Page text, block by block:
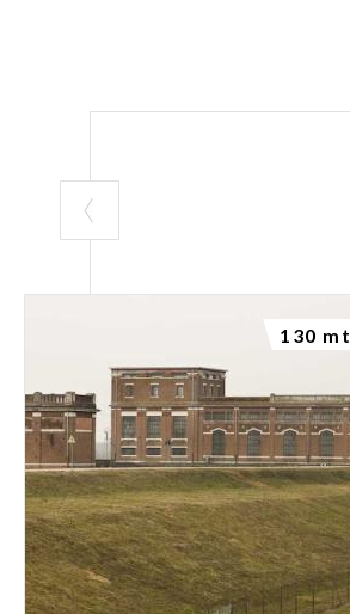
130 mt